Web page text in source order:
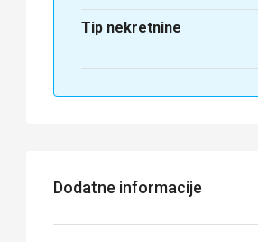
Tip nekretnine
Dodatne informacije